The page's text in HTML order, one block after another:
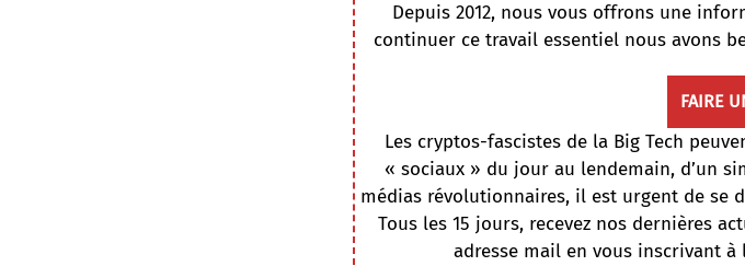
Depuis 2012, nous vous offrons une
continuer ce travail essentiel nous avons
FAIRE
Les cryptos-fascistes de la Big Tech
« sociaux » du jour au lendemain, d’un
médias révolutionnaires, il est urgent de se
Tous les 15 jours, recevez nos dernières
adresse mail en vous inscrivant